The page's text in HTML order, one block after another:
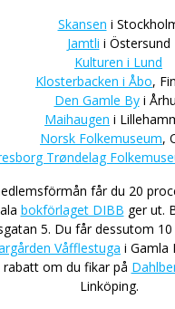
Skansen i
Jamtli i Östersund
Kulturen i Lund
Klosterbacken i Åbo,
Den Gamle Byi
Maihaugen i
Norsk Folkemuseum,
Trøndelag
får du 20
bokförlaget DIBB ger ut.
5. Du får dessutom
Våfflestuga i Gamla
om du fikar på
Linköping.